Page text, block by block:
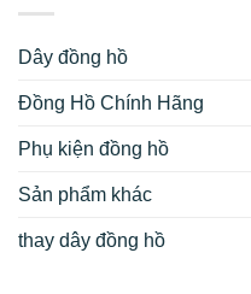
Dây đồng hồ
Đồng Hồ Chính Hãng
Phụ kiện đồng hồ
Sản phẩm khác
thay dây đồng hồ